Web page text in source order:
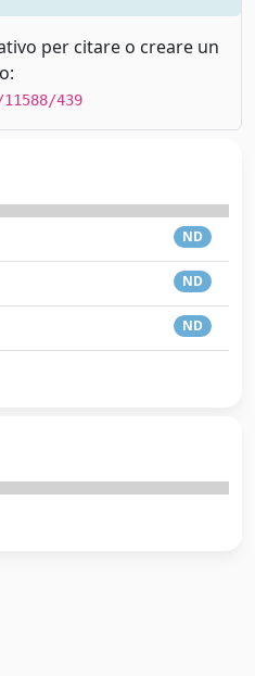
per citare o creare un
439
ND
ND
ND